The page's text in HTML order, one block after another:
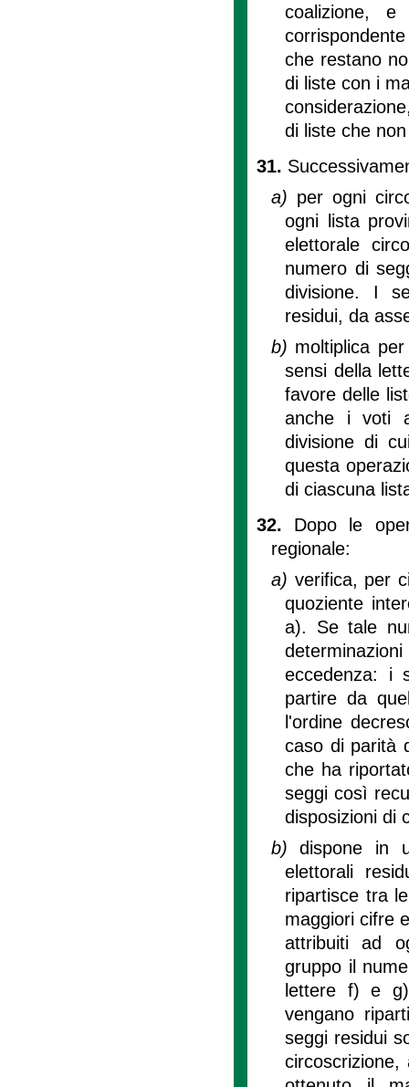
coalizione,
che restano
di liste con i
di liste che
31.
a) per ogni
ogni lista
elettorale
numero di
divisione. I
residui, da
b) moltiplica
sensi della
favore delle
anche i voti
divisione di
questa
di ciascuna
32. Dopo le
regionale:
a) verifica, per
quoziente
a). Se tale
eccedenza: i
partire da
l'ordine
caso di parità
che ha
seggi così
disposizioni di
b)dispone in
elettorali
ripartisce tra
maggiori cifre
attribuiti ad
gruppo il
lettere f) e
vengano
seggi residui
circoscrizione,